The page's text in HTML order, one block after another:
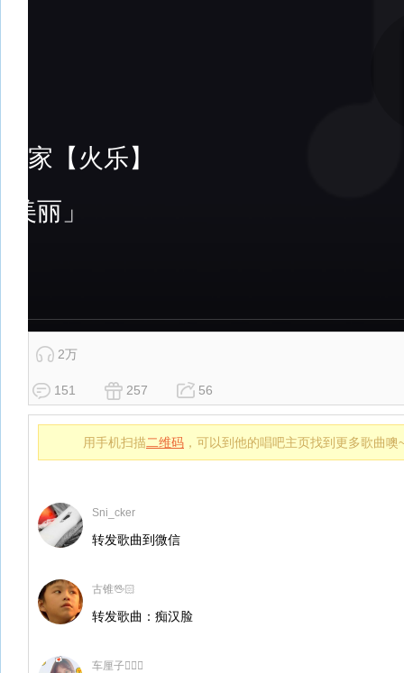
2万
151 257 56
用手机扫描二维码 ，可以到他的唱吧主页找到更多歌曲噢
Sni_cker
转发歌曲到微信
古锥🖖🏻
转发歌曲：痴汉脸
车厘子🤦🏻‍♀️